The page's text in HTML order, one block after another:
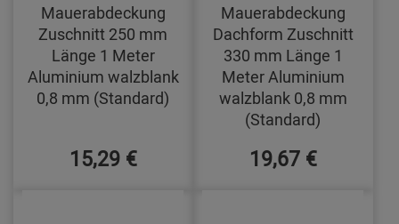
Mauerabdeckung
Zuschnitt 250 mm
Länge 1 Meter
Aluminium walzblank
0,8 mm (Standard)
15,29 €
Mauerabdeckung
Dachform Zuschnitt
330 mm Länge 1
Meter Aluminium
walzblank 0,8 mm
(Standard)
19,67 €